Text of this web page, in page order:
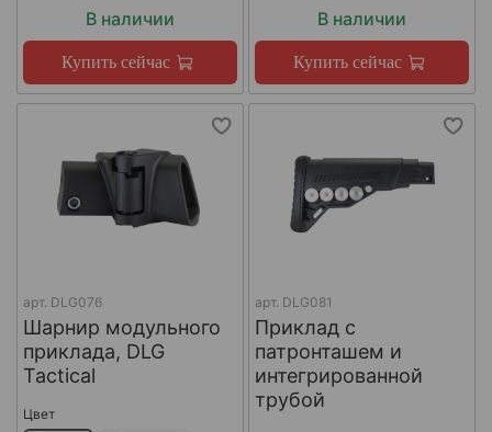
В наличии
Купить сейчас
В наличии
Купить сейчас
арт. DLG076
Шарнир модульного
приклада, DLG
Tactical
Цвет
арт. DLG081
Приклад с
патронташем и
интегрированной
трубой